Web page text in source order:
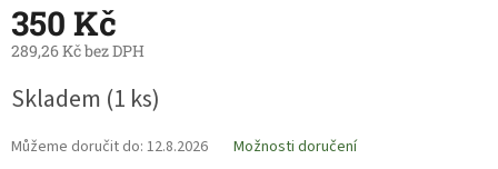
350 Kč
289,26 Kč bez DPH
cena:
Skladem (1 ks)
Můžeme doručit do: 12.8.2026 Možnosti doručení